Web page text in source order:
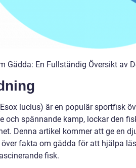
Gädda: En Fullständig Översikt av
lucius) är en populär sportfisk
och spännande kamp, lockar den
Denna artikel kommer att ge en
fakta om gädda för att hjälpa
fisk.